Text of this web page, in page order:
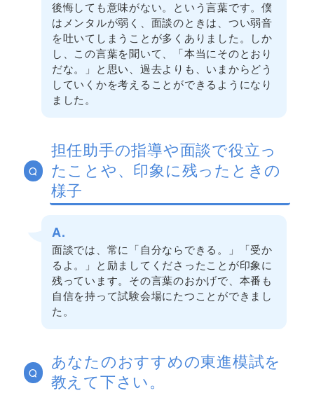
後悔しても意味がない。という言葉です。僕
はメンタルが弱く、面談のときは、つい弱音
を吐いてしまうことが多くありました。しか
し、この言葉を聞いて、「本当にそのとおり
だな。」と思い、過去よりも、いまからどう
していくかを考えることができるようになり
ました。
Q
担任助手の指導や面談で役立っ
たことや、印象に残ったときの
様子
A.
面談では、常に「自分ならできる。」「受か
るよ。」と励ましてくださったことが印象に
残っています。その言葉のおかげで、本番も
自信を持って試験会場にたつことができまし
た。
Q
あなたのおすすめの東進模試を
教えて下さい。